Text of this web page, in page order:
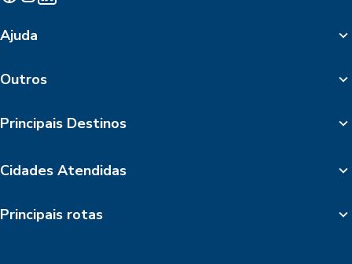
Ajuda
Outros
Principais Destinos
Cidades Atendidas
Principais rotas